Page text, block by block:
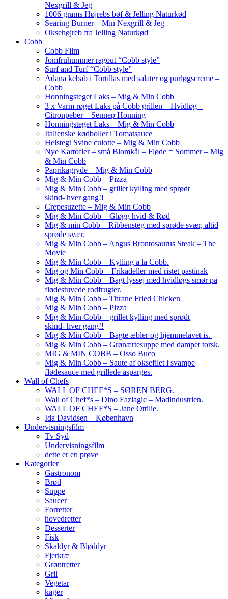
Nexgrill & Jeg
1006 grams Højrebs bøf & Jelling Naturkød
Searing Burner – Min Nexgrill & Jeg
Oksehøjreb fra Jelling Naturkød
Cobb
Cobb Film
Jomfruhummer ragout “Cobb style”
Surf and Turf “Cobb style”
Adana kebab i Tortillas med salater og purløgscreme –
Cobb
Honningsteget Laks – Mig & Min Cobb
3 x Varm røget Laks på Cobb grillen – Hvidløg –
Citronpeber – Sennep Honning
Honningsteget Laks – Mig & Min Cobb
Italienske kødboller i Tomatsauce
Helstegt Svine culotte – Mig & Min Cobb
Nye Kartofler – små Blomkål – Fløde = Sommer – Mig
& Min Cobb
Paprikagryde – Mig & Min Cobb
Mig & Min Cobb – Pizza
Mig & Min Cobb – grillet kylling med sprødt
skind- hver gang!!
Crepesuzette – Mig & Min Cobb
Mig & Min Cobb – Gløgg hvid & Rød
Mig & min Cobb – Ribbensteg med sprøde svær, altid
sprøde svær.
Mig & Min Cobb – Angus Brontosaurus Steak – The
Movie
Mig & Min Cobb – Kylling a la Cobb.
Mig og Min Cobb – Frikadeller med ristet pastinak
Mig & Min Cobb – Bagt lyssej med hvidløgs smør på
flødestuvede rodfrugter.
Mig & Min Cobb – Thrane Fried Chicken
Mig & Min Cobb – Pizza
Mig & Min Cobb – grillet kylling med sprødt
skind- hver gang!!
Mig & Min Cobb – Bagte æbler og hjemmelavet is.
Mig & Min Cobb – Grønærtesuppe med dampet torsk.
MIG & MIN COBB – Osso Buco
Mig & Min Cobb – Saute af oksefilet i svampe
flødesauce med grillede asparges.
Wall of Chefs
WALL OF CHEF*S – SØREN BERG.
Wall of Chef*s – Dino Fazlagic – Madindustrien.
WALL OF CHEF*S – Jane Ottilie.
Ida Davidsen – København
Undervisningsfilm
Tv Syd
Undervisningsfilm
dette er en prøve
Kategorier
Gastronom
Brød
Suppe
Saucer
Forretter
hovedretter
Desserter
Fisk
Skaldyr & Bløddyr
Fjerkræ
Grøntretter
Gril
Vegetar
kager